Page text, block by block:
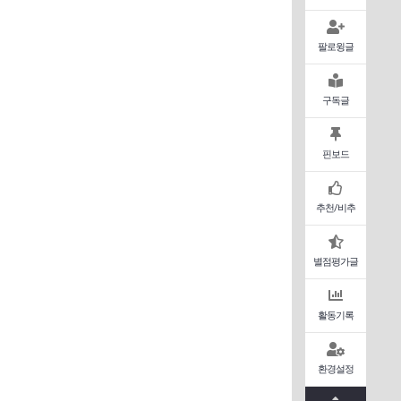
팔로윙글
구독글
핀보드
추천/비추
별점평가글
활동기록
환경설정